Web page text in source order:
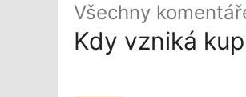
Všechny
Kdy vzniká